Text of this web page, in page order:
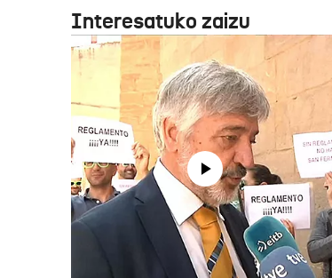
Interesatuko zaizu